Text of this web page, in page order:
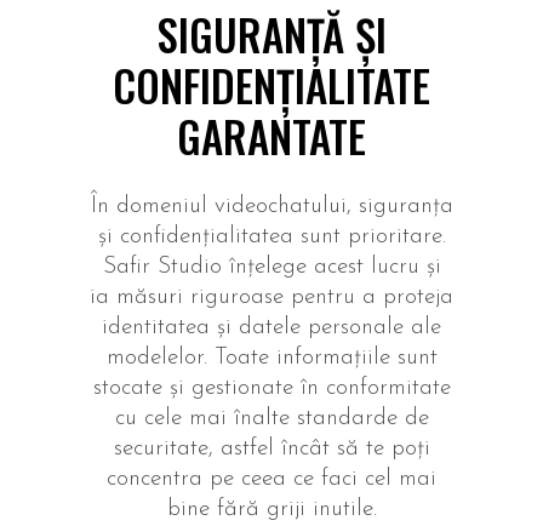
SIGURANȚĂ ȘI
CONFIDENȚIALITATE
GARANTATE
În domeniul videochatului, siguranța
și confidențialitatea sunt prioritare.
Safir Studio înțelege acest lucru și
ia măsuri riguroase pentru a proteja
identitatea și datele personale ale
modelelor. Toate informațiile sunt
stocate și gestionate în conformitate
cu cele mai înalte standarde de
securitate, astfel încât să te poți
concentra pe ceea ce faci cel mai
bine fără griji inutile.